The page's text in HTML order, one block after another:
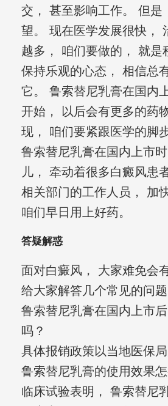
交， 甚至影响工作。 但是
望。 现在医学发展很快，
越多， 咱们要做的， 就是
保持乐观的心态， 相信总
它。 鲁索替尼乳膏在国内
开始， 以后会有更多的药
现， 咱们要紧跟医学的脚步
鲁索替尼乳膏在国内上市
儿， 牵动着很多白癜风患
相关部门的工作人员， 加
咱们早日用上好药。
答疑解惑
面对白癜风， 大家难免会
给大家解答几个常见的问题
鲁索替尼乳膏在国内上市
吗？
具体报销政策以当地医保局
鲁索替尼乳膏的使用效果怎
临床试验表明， 鲁索替尼